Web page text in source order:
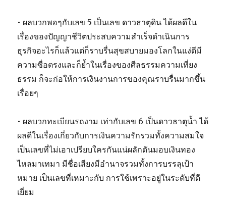
• ผลบวกพอๆกับเลข 5 เป็นเลข ดาวธาตุดิน ได้ผลดีใน
เรื่องของปัญญาชีวิตประสบความสำเร็จดำเนินการ
ธุรกิจอะไรก็แล้วแต่ก็ราบรื่นสุขสบายมองโลกในแง่ดีมี
ความซื่อตรงและก็ย้ำในเรื่องของศีลธรรมความเที่ยง
ธรรม ก็จะก่อให้การเงินงานการของคุณราบรื่นมากขึ้น
เรื่อยๆ
• ผลบวกทะเบียนรถงาม เท่ากับเลข 6 เป็นดาวธาตุน้ำ ได้
ผลดีในเรื่องเกี่ยวกับการเงินความรักรวมทั้งความสมใจ
เป็นเลขที่ไม่เอาเปรียบใครกันแน่ผลักดันมอบเงินทอง
ไหลมาเทมา มีชื่อเสียงมีอำนาจรวมทั้งการบรรลุเป้า
หมาย เป็นเลขที่เหมาะกับ การใช้เพราะอยู่ในระดับที่ดี
เยี่ยม